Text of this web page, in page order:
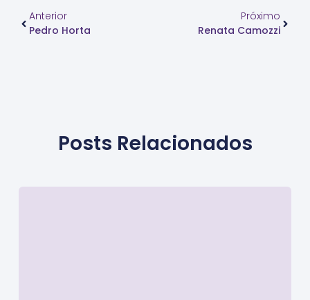
Anterior
Pedro Horta
Próximo
Renata Camozzi
Posts Relacionados